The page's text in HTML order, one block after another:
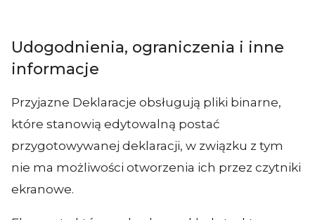
Udogodnienia, ograniczenia i inne
informacje
Przyjazne Deklaracje obsługują pliki binarne,
które stanowią edytowalną postać
przygotowywanej deklaracji, w związku z tym
nie ma możliwości otworzenia ich przez czytniki
ekranowe.